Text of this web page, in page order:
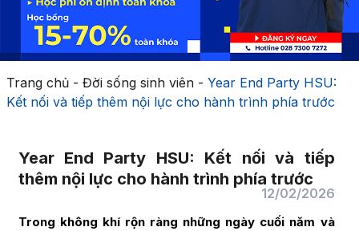
Trang chủ- Đời sống sinh viên- Year End Party HSU:
Kết nối và tiếp thêm nội lực cho hành trình phía trước
Year End Party HSU: Kết nối và tiếp
thêm nội lực cho hành trình phía trước
12/02/2026
Trong không khí rộn ràng những ngày cuối năm và